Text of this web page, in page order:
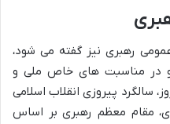
رهبری نیز گفته می شود،
در مناسبت های خاص ملی و
سالگرد پیروزی انقلاب اسلامی
مقام معظم رهبری بر اساس